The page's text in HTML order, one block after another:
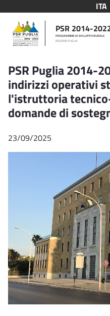
ITA
PSR 2014-
PROGRAMMA DI SVILUPPO RURALE
REGIONE PUGLIA
PSR Puglia 2014-
PSR Puglia 2014-
indirizzi operativi
l'istruttoria
domande di
23/09/2025